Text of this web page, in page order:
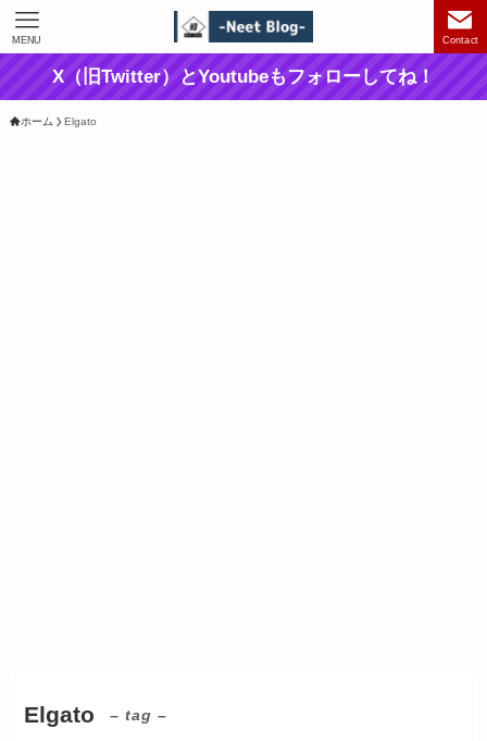
Contact
MENU
X（旧Twitter）とYoutubeもフォローしてね！
ホーム Elgato
Elgato – tag –